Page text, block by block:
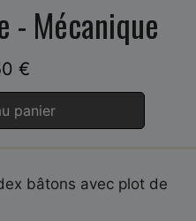
- Mécanique
€
panier
bâtons avec plot de